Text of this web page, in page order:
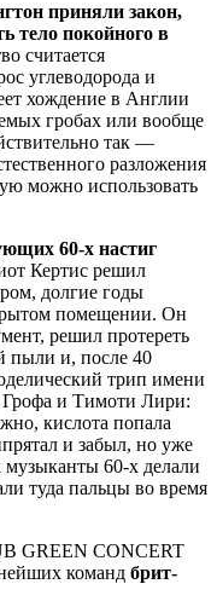
приняли закон,
тело покойного в
считается
углеводорода и
хождение в Англии
гробах или вообще
так —
разложения
можно использовать
60-х настиг
Кертис решил
долгие годы
помещении. Он
решил протереть
пыли и, после 40
трип имени
Грофа и Тимоти Лири:
кислота попала
и забыл, но уже
60-х делали
туда пальцы во время
GREEN CONCERT
команд брит-